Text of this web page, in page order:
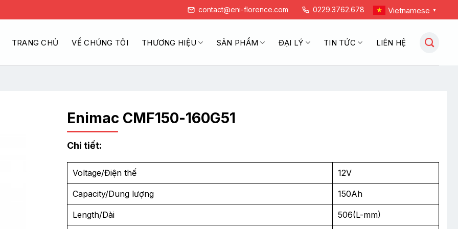
contact@eni-florence.com 0229.3762.678 Vietnamese ▼
TRANG CHỦ VỀ CHÚNG TÔI THƯƠNG HIỆU SẢN PHẨM ĐẠI LÝ TIN TỨC LIÊN HỆ
Enimac CMF150-160G51
Chi tiết:
Voltage/Điện thế 12V
Capacity/Dung lượng 150Ah
Length/Dài 506(L-mm)